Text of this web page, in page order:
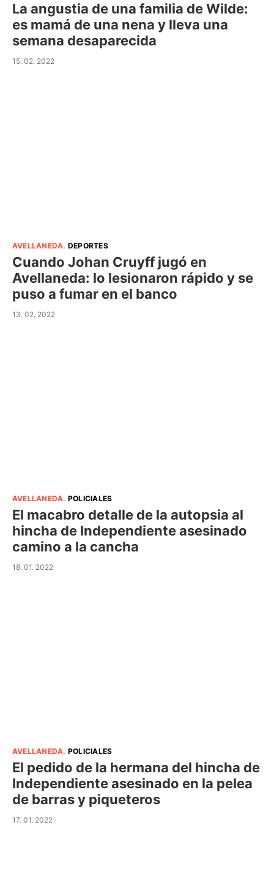
La angustia de una familia de Wilde:
es mamá de una nena y lleva una
semana desaparecida
15. 02. 2022
AVELLANEDA. DEPORTES
Cuando Johan Cruyff jugó en
Avellaneda: lo lesionaron rápido y se
puso a fumar en el banco
13. 02. 2022
AVELLANEDA. POLICIALES
El macabro detalle de la autopsia al
hincha de Independiente asesinado
camino a la cancha
18. 01. 2022
AVELLANEDA. POLICIALES
El pedido de la hermana del hincha de
Independiente asesinado en la pelea
de barras y piqueteros
17. 01. 2022